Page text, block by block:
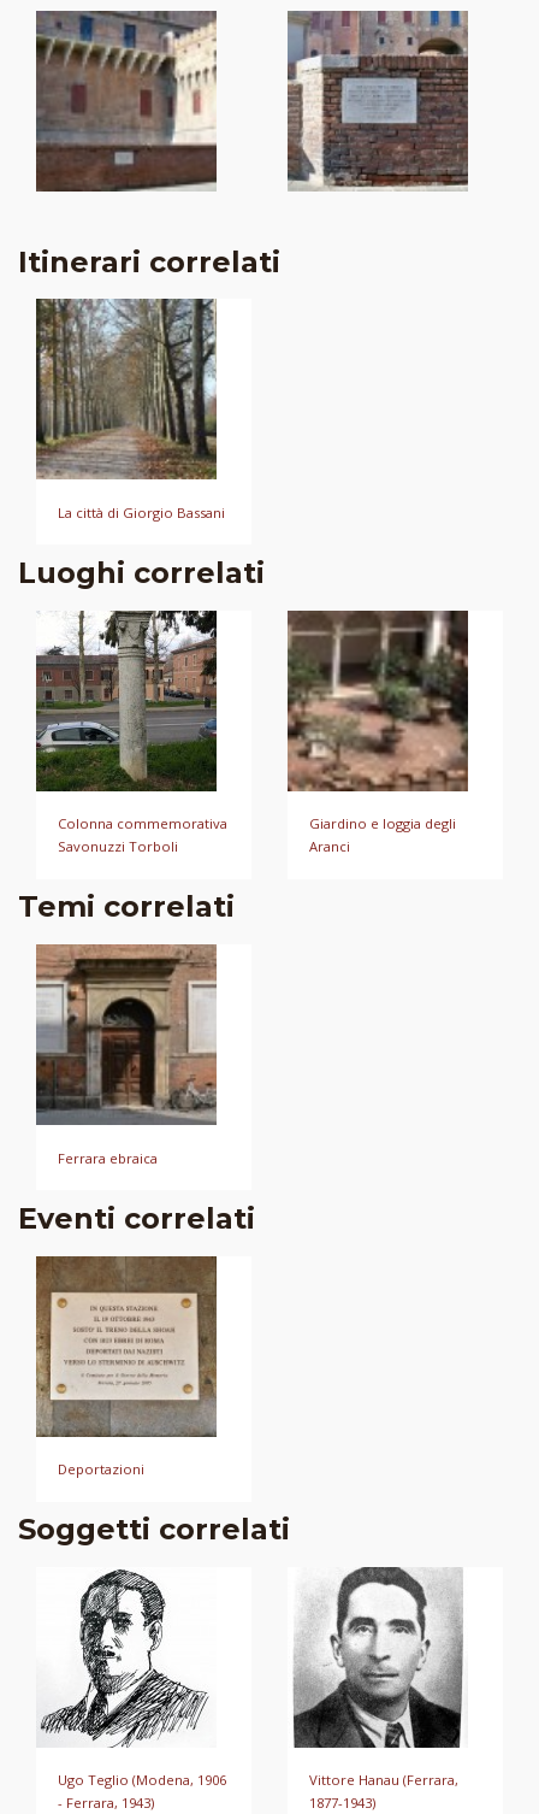
Itinerari correlati
La città di Giorgio Bassani
Luoghi correlati
Colonna commemorativa
Savonuzzi Torboli
Giardino e loggia degli
Aranci
Temi correlati
Ferrara ebraica
Eventi correlati
Deportazioni
Soggetti correlati
Ugo Teglio (Modena, 1906
- Ferrara, 1943)
Vittore Hanau (Ferrara,
1877-1943)